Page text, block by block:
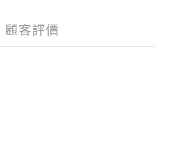
顧客評價